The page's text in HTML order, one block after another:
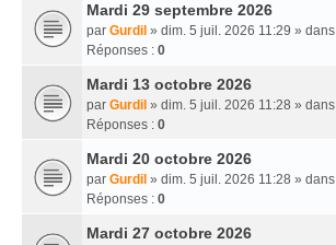
Mardi 29 septembre 2026
par Gurdil » dim. 5 juil. 2026 11:29 » dans
Réponses : 0
Mardi 13 octobre 2026
par Gurdil » dim. 5 juil. 2026 11:28 » dans
Réponses : 0
Mardi 20 octobre 2026
par Gurdil » dim. 5 juil. 2026 11:28 » dans
Réponses : 0
Mardi 27 octobre 2026